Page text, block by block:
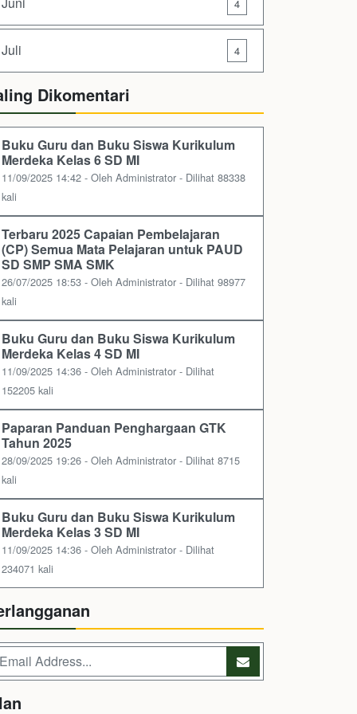
4
Juli 4
Dikomentari
Buku Guru dan Buku Siswa Kurikulum
Merdeka Kelas 6 SD MI
11/09/2025 14:42 - Oleh Administrator - Dilihat 88338
kali
Terbaru 2025 Capaian Pembelajaran
(CP) Semua Mata Pelajaran untuk PAUD
SD SMP SMA SMK
26/07/2025 18:53 - Oleh Administrator - Dilihat 98977
kali
Buku Guru dan Buku Siswa Kurikulum
Merdeka Kelas 4 SD MI
11/09/2025 14:36 - Oleh Administrator - Dilihat
152205 kali
Paparan Panduan Penghargaan GTK
Tahun 2025
28/09/2025 19:26 - Oleh Administrator - Dilihat 8715
kali
Buku Guru dan Buku Siswa Kurikulum
Merdeka Kelas 3 SD MI
11/09/2025 14:36 - Oleh Administrator - Dilihat
234071 kali